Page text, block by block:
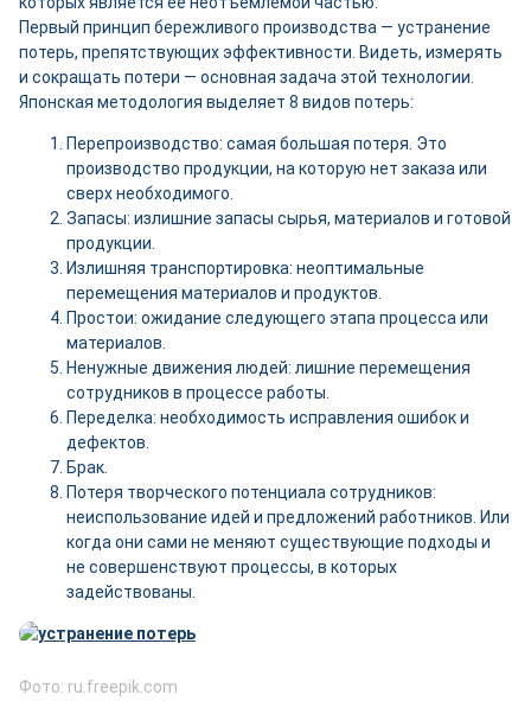
Первый принцип бережливого производства — устранение
потерь, препятствующих эффективности. Видеть, измерять
и сокращать потери — основная задача этой технологии.
Японская методология выделяет 8 видов потерь:
Перепроизводство: самая большая потеря. Это
производство продукции, на которую нет заказа или
сверх необходимого.
Запасы: излишние запасы сырья, материалов и готовой
продукции.
Излишняя транспортировка: неоптимальные
перемещения материалов и продуктов.
Простои: ожидание следующего этапа процесса или
материалов.
Ненужные движения людей: лишние перемещения
сотрудников в процессе работы.
Переделка: необходимость исправления ошибок и
дефектов.
Брак.
Потеря творческого потенциала сотрудников:
неиспользование идей и предложений работников. Или
когда они сами не меняют существующие подходы и
не совершенствуют процессы, в которых
задействованы.
Фото: ru.freepik.com